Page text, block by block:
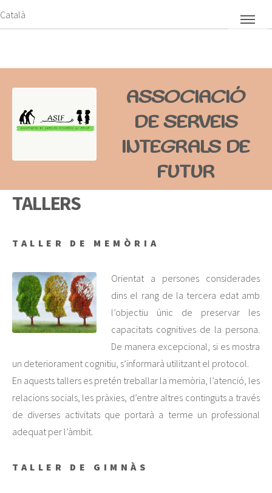
ASSOCIACIÓ
DE SERVEIS
INTEGRALS DE
FUTUR
TALLERS
TALLER DE MEMÒRIA
Orientat a persones considerades
dins el rang de la tercera edat amb
l’objectiu únic de preservar les
capacitats cognitives de la persona.
De manera excepcional, si es mostra
un deteriorament cognitiu, s’informarà utilitzant el protocol.
En aquests tallers es pretén treballar la memòria, l’atenció, les
relacions socials, les pràxies, d’entre altres continguts a través
de diverses activitats que portarà a terme un professional
adequat per l’àmbit.
TALLER DE GIMNÀS